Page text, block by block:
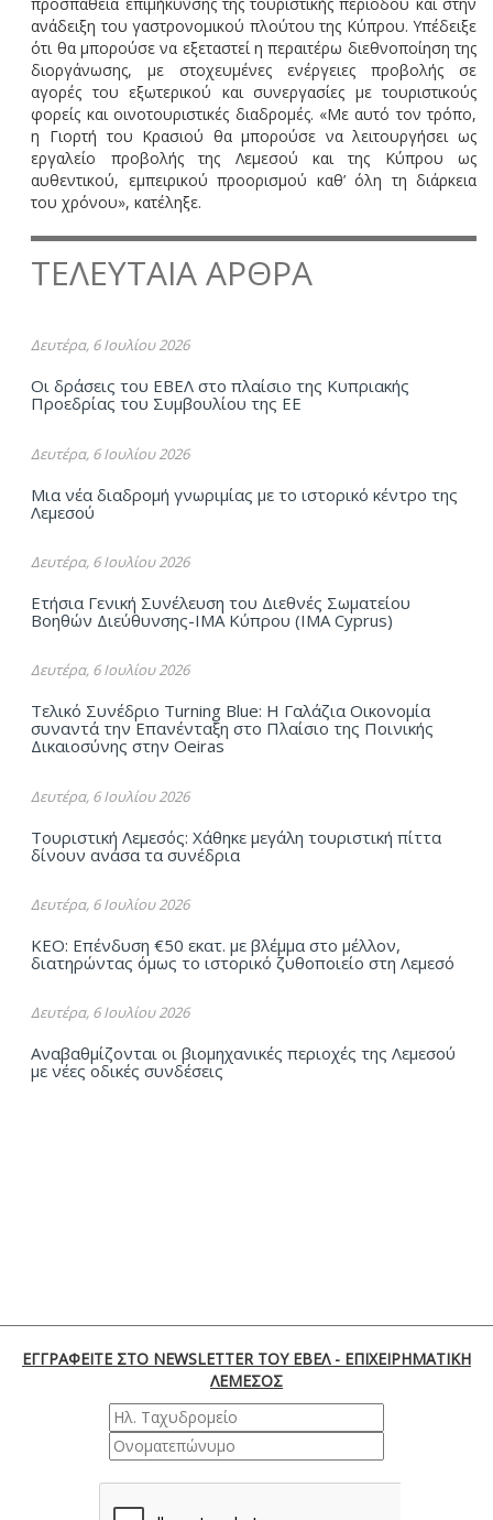
ανάδειξη του γαστρονομικού πλούτου της Κύπρου. Υπέδειξε
ότι θα μπορούσε να εξεταστεί η περαιτέρω διεθνοποίηση της
διοργάνωσης, με στοχευμένες ενέργειες προβολής σε
αγορές του εξωτερικού και συνεργασίες με τουριστικούς
φορείς και οινοτουριστικές διαδρομές. «Με αυτό τον τρόπο,
η Γιορτή του Κρασιού θα μπορούσε να λειτουργήσει ως
εργαλείο προβολής της Λεμεσού και της Κύπρου ως
αυθεντικού, εμπειρικού προορισμού καθ’ όλη τη διάρκεια
του χρόνου», κατέληξε.
ΤΕΛΕΥΤΑΙΑ ΑΡΘΡΑ
Δευτέρα, 6 Ιουλίου 2026
Οι δράσεις του ΕΒΕΛ στο πλαίσιο της Κυπριακής
Προεδρίας του Συμβουλίου της ΕΕ
Δευτέρα, 6 Ιουλίου 2026
Μια νέα διαδρομή γνωριμίας με το ιστορικό κέντρο της
Λεμεσού
Δευτέρα, 6 Ιουλίου 2026
Ετήσια Γενική Συνέλευση του Διεθνές Σωματείου
Βοηθών Διεύθυνσης-ΙΜΑ Kύπρου (ΙΜΑ Cyprus)
Δευτέρα, 6 Ιουλίου 2026
Τελικό Συνέδριο Turning Blue: Η Γαλάζια Οικονομία
συναντά την Επανένταξη στο Πλαίσιο της Ποινικής
Δικαιοσύνης στην Oeiras
Δευτέρα, 6 Ιουλίου 2026
Τουριστική Λεμεσός: Χάθηκε μεγάλη τουριστική πίττα
δίνουν ανάσα τα συνέδρια
Δευτέρα, 6 Ιουλίου 2026
ΚΕΟ: Επένδυση €50 εκατ. με βλέμμα στο μέλλον,
διατηρώντας όμως το ιστορικό ζυθοποιείο στη Λεμεσό
Δευτέρα, 6 Ιουλίου 2026
Αναβαθμίζονται οι βιομηχανικές περιοχές της Λεμεσού
με νέες οδικές συνδέσεις
ΕΓΓΡΑΦΕΙΤΕ ΣΤΟ NEWSLETTER ΤΟΥ ΕΒΕΛ - ΕΠΙΧΕΙΡΗΜΑΤΙΚΗ
ΛΕΜΕΣΟΣ